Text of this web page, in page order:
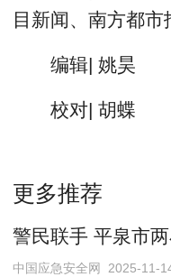
目新闻、南方都市
编辑| 姚昊
校对| 胡蝶
更多推荐
警民联手 平泉市
中国应急安全网 2025-11-